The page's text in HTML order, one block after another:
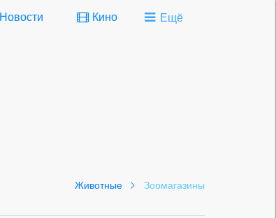
Новости Кино Ещё
Животные Зоомагазины